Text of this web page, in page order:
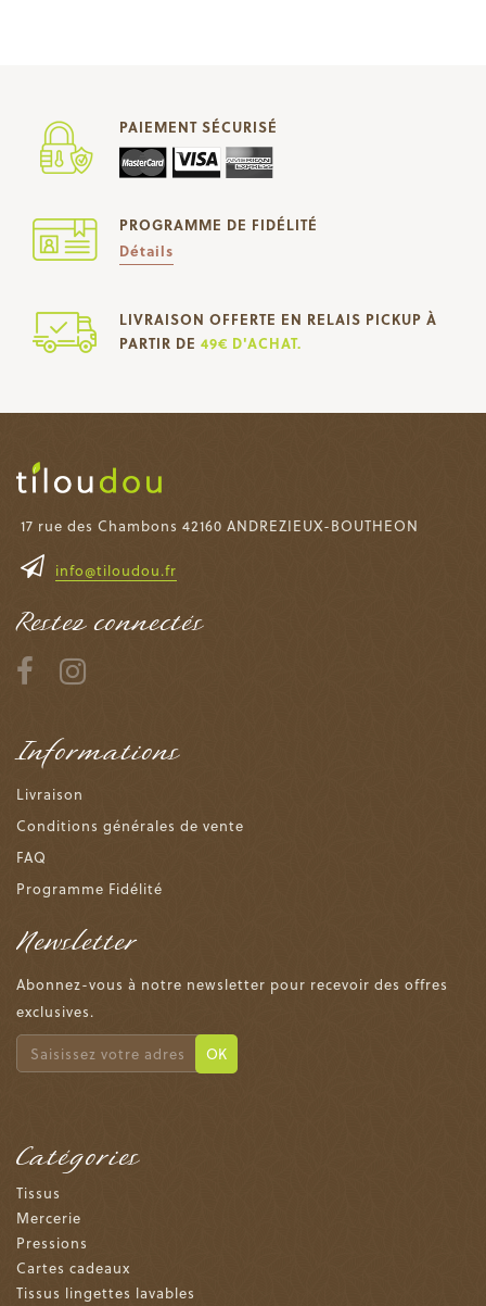
PAIEMENT SÉCURISÉ
PROGRAMME DE FIDÉLITÉ
Détails
LIVRAISON OFFERTE EN RELAIS PICKUP À
PARTIR DE 49€ D'ACHAT.
17 rue des Chambons 42160 ANDREZIEUX-BOUTHEON
info@tiloudou.fr
Restez connectés
Informations
Livraison
Conditions générales de vente
FAQ
Programme Fidélité
Newsletter
Abonnez-vous à notre newsletter pour recevoir des offres
exclusives.
OK
Catégories
Tissus
Mercerie
Pressions
Cartes cadeaux
Tissus lingettes lavables